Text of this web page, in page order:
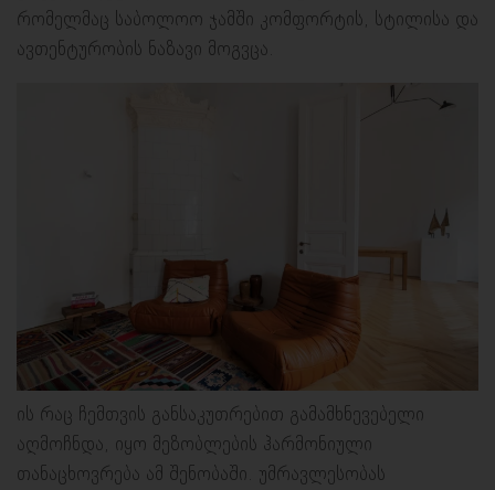
რომელმაც საბოლოო ჯამში კომფორტის, სტილისა და
ავთენტურობის ნაზავი მოგვცა.
ის რაც ჩემთვის განსაკუთრებით გამამხნევებელი
აღმოჩნდა, იყო მეზობლების ჰარმონიული
თანაცხოვრება ამ შენობაში. უმრავლესობას